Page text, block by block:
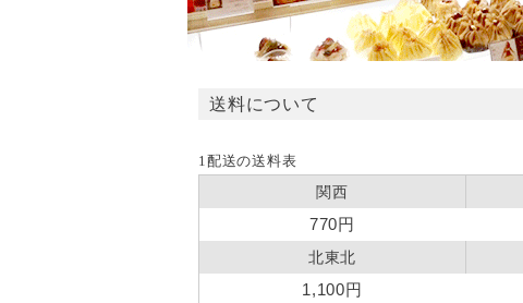
送料について
1配送の送料表
関西
770円
北東北
1,100円